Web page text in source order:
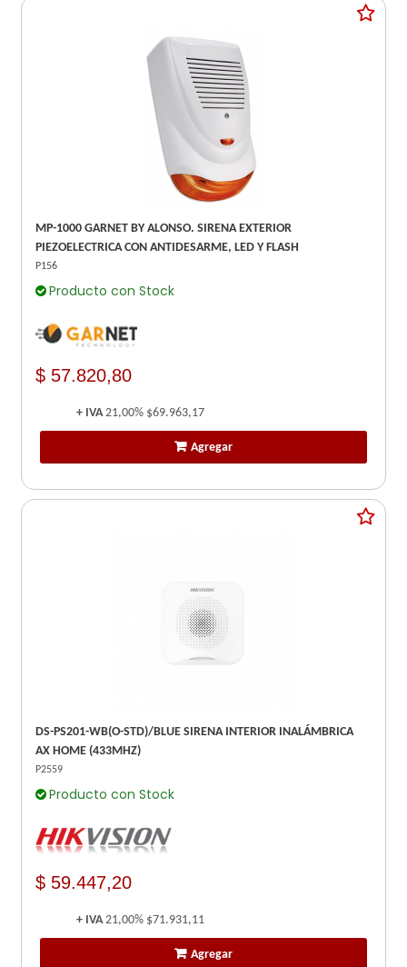
MP-1000 GARNET BY ALONSO. SIRENA EXTERIOR
PIEZOELECTRICA CON ANTIDESARME, LED Y FLASH
P156
Producto con Stock
$ 57.820,80
+ IVA21,00% $69.963,17
Agregar
DS-PS201-WB(O-STD)/BLUE SIRENA INTERIOR INALÁMBRICA
AX HOME (433MHZ)
P2559
Producto con Stock
$ 59.447,20
+ IVA21,00% $71.931,11
Agregar